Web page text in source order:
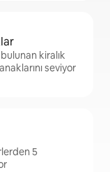
kiralık
seviyor
5